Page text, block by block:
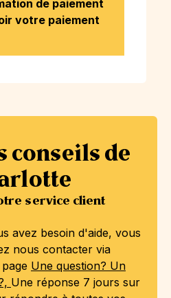
conseils de
service client
avez besoin d'aide, vous
nous contacter via
Une question? Un
Une réponse 7 jours sur
de paiement
votre paiement